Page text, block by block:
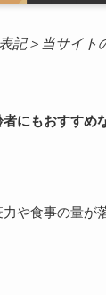
記＞当サイト
にもおすすめ
や食事の量が